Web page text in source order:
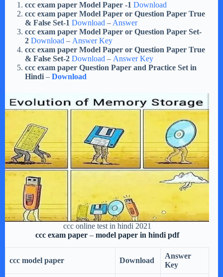
ccc exam paper Model Paper -1 Download
ccc exam paper Model Paper or Question Paper True
& False Set-1 Download – Answer
ccc exam paper Model Paper or Question Paper Set-
2 Download – Answer Key
ccc exam paper Model Paper or Question Paper True
& False Set-2 Download – Answer Key
ccc exam paper Question Paper and Practice Set in
Hindi – Download
ccc online test in hindi 2021
ccc exam paper– model paper in hindi pdf
ccc model paper Download
Answer
Key